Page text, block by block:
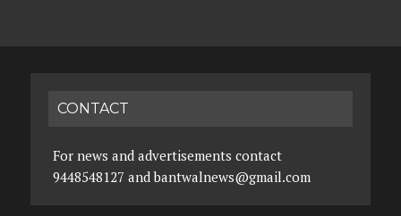
CONTACT
For news and advertisements contact
9448548127 and bantwalnews@gmail.com